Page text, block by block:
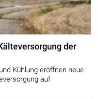
der
Kühlung eröffnen neue
auf